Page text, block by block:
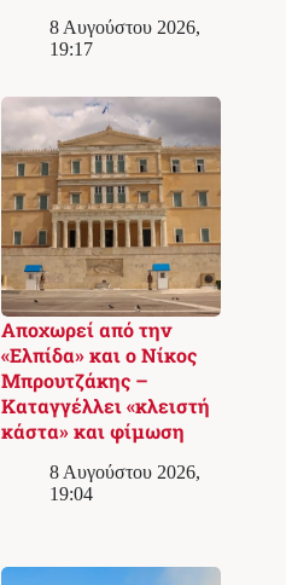
8 Αυγούστου 2026,
19:17
Αποχωρεί από την
«Ελπίδα» και ο Νίκος
Μπρουτζάκης –
Καταγγέλλει «κλειστή
κάστα» και φίμωση
8 Αυγούστου 2026,
19:04